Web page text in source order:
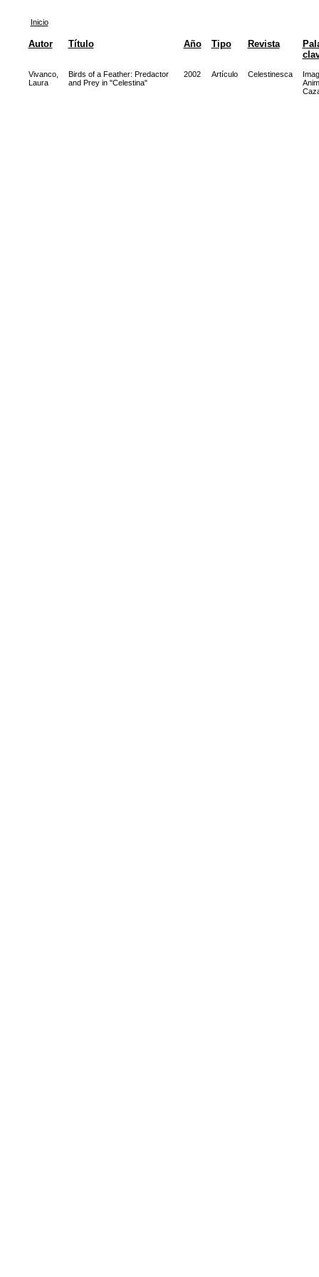
Inicio
Autor Título Año Tipo Revista
Vivanco,
Laura
Birds of a Feather: Predactor
and Prey in "Celestina"
2002 Artículo Celestinesca